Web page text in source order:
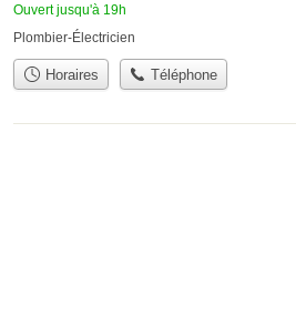
Ouvert jusqu'à 19h
Plombier-Électricien
Horaires Téléphone